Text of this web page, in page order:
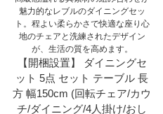
魅力的なレブルのダイニングセッ
ト。程よい柔らかさで快適な座り心
地のチェアと洗練されたデザイン
が、生活の質を高めます。
【開梱設置】 ダイニングセ
ット 5点 セット テーブル 長
方 幅150cm (回転チェア/カウ
チ/ダイニング/4人掛け/おし